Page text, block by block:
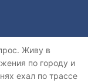
Живу в
по городу и
ехал по трассе